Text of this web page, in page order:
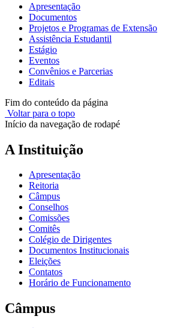
Apresentação
Documentos
Projetos e Programas de Extensão
Assistência Estudantil
Estágio
Eventos
Convênios e Parcerias
Editais
Fim do conteúdo da página
Voltar para o topo
Início da navegação de rodapé
A Instituição
Apresentação
Reitoria
Câmpus
Conselhos
Comissões
Comitês
Colégio de Dirigentes
Documentos Institucionais
Eleições
Contatos
Horário de Funcionamento
Câmpus